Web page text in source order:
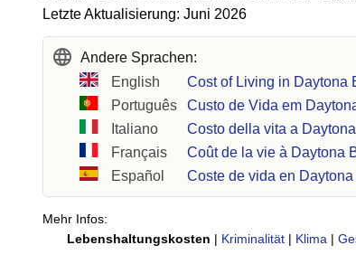
Letzte Aktualisierung: Juni 2026
Andere Sprachen:
English
Cost of Living in Daytona
Português
Custo de Vida em
Italiano
Costo della vita a
Français
Coût de la vie à Daytona
Español
Coste de vida en
Mehr Infos:
Lebenshaltungskosten | Kriminalität | Klima |